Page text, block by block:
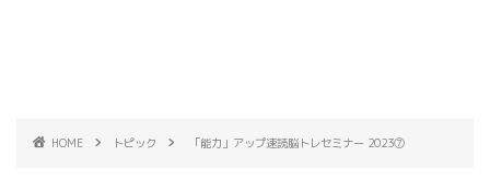
HOME トピック 「能力」アップ速読脳トレセミナー 2023⑦